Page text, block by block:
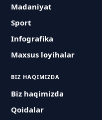
Madaniyat
Sport
Infografika
Maxsus loyihalar
BIZ HAQIMIZDA
Biz haqimizda
Qoidalar